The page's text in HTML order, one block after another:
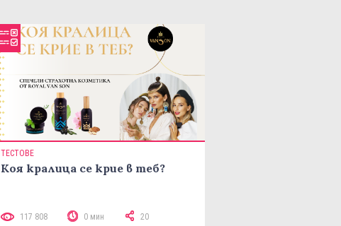
ТЕСТОВЕ
Коя кралица се крие в теб?
117 808 0 мин 20